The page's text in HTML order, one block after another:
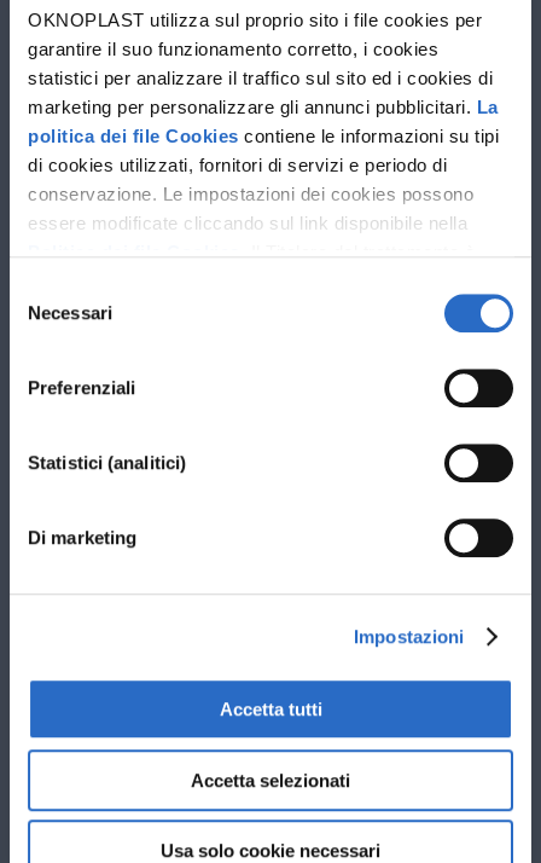
OKNOPLAST utilizza sul proprio sito i file cookies per
garantire il suo funzionamento corretto, i cookies
statistici per analizzare il traffico sul sito ed i cookies di
marketing per personalizzare gli annunci pubblicitari. La
politica dei file Cookies contiene le informazioni su tipi
di cookies utilizzati, fornitori di servizi e periodo di
conservazione. Le impostazioni dei cookies possono
essere modificate cliccando sul link disponibile nella
trattamento dei dati personali e sui diritti che ti spettano
delNecessari
Preferenziali
Statistici (analitici)
Di marketing
Impostazioni
Accetta tutti
Accetta selezionati
Usa solo cookie necessari
Progettista
Stai cercando nuovi infissi per: *
Sostituzione vecchi infissi esistenti
Ti interessano infissi in: *